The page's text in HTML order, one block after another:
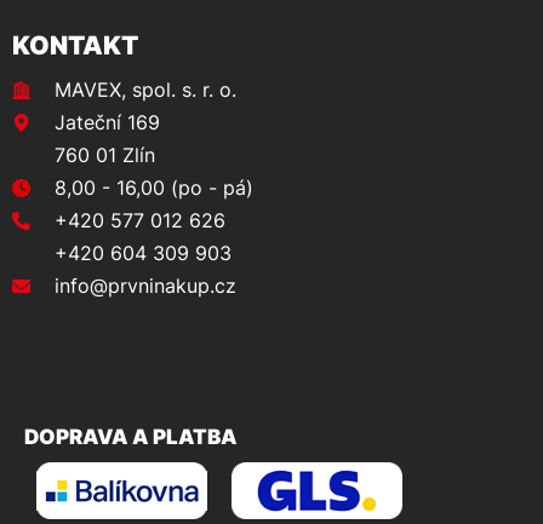
KONTAKT
MAVEX, spol. s. r. o.
Jateční 169
760 01 Zlín
8,00 - 16,00 (po - pá)
+420 577 012 626
+420 604 309 903
info@prvninakup.cz
DOPRAVA A PLATBA